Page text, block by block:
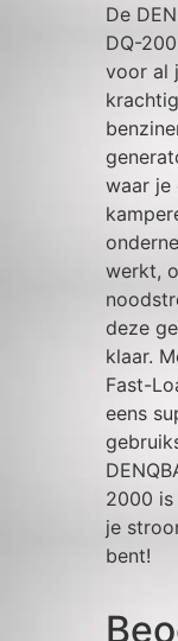
De
DQ-
voor al
waar je
werkt,
deze
klaar.
Fast-
eens
2000
je
bent!